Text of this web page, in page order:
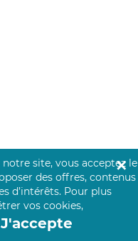
site, vous acceptez le
des offres, contenus
d’intérêts. Pour plus
vos cookies,
J'accepte
✕